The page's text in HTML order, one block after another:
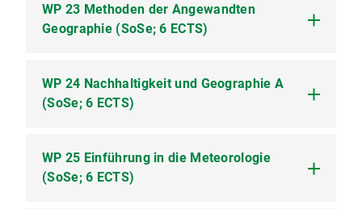
WP 22.1 Thematische Vertiefung von
Konzepten der Nachhaltigkeit (Seminar; 2
WP 22.2 Vertiefung Bildung für nachhaltige
Entwicklung (Online-Kurs; 2 SWS)
WP 23 Methoden der Angewandten
Geographie (SoSe; 6 ECTS)
WP 23.1 Methoden der Angewandten
Geographie (Vorlesung) (Vorlesung; 2 SWS)
Geographie (Übung) (Übung; 2 SWS)
WP 24 Nachhaltigkeit und Geographie A
(SoSe; 6 ECTS)
WP 24.1 Aspekte der Nachhaltigkeit in
Teildisziplinen der Geographie a (Vorlesung; 2
WP 25 Einführung in die Meteorologie
(SoSe; 6 ECTS)